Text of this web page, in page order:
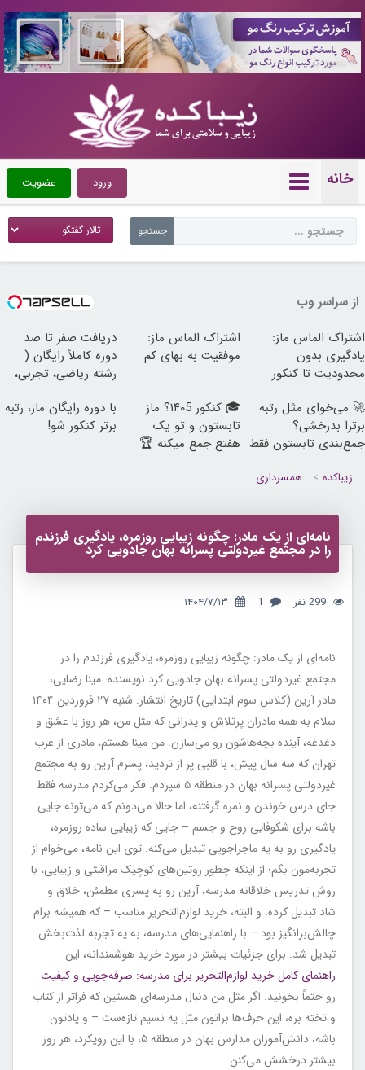
10086777
خانه عضویت ورود
از سراسر وب
اشتراک الماس ماز:
یادگیری بدون
محدودیت تا کنکور
اشتراک الماس ماز:
موفقیت به بهای کم
دریافت صفر تا صد
دوره کاملاً رایگان (
رشته ریاضی، تجربی،
🚀 می‌خوای مثل رتبه
برترا بدرخشی؟
جمع‌بندی تابستون فقط
🎓 کنکور ۱۴۰5؟ ماز
تابستون و تو یک
هفتع جمع میکنه 🏆
با دوره رایگان ماز، رتبه
برتر کنکور شو!
زیباکده همسرداری
نامه‌ای از یک مادر: چگونه زیبایی روزمره، یادگیری فرزندم
را در مجتمع غیردولتی پسرانه بهان جادویی کرد
299 نفر 1 ۱۴۰۴/۷/۱۳
نامه‌ای از یک مادر: چگونه زیبایی روزمره، یادگیری فرزندم را در
مجتمع غیردولتی پسرانه بهان جادویی کرد نویسنده: مینا رضایی،
مادر آرین (کلاس سوم ابتدایی) تاریخ انتشار: شنبه ۲۷ فروردین ۱۴۰۴
سلام به همه مادران پرتلاش و پدرانی که مثل من، هر روز با عشق و
دغدغه، آینده بچه‌هاشون رو می‌سازن. من مینا هستم، مادری از غرب
تهران که سه سال پیش، با قلبی پر از تردید، پسرم آرین رو به مجتمع
غیردولتی پسرانه بهان در منطقه ۵ سپردم. فکر می‌کردم مدرسه فقط
جای درس خوندن و نمره گرفتنه، اما حالا می‌دونم که می‌تونه جایی
باشه برای شکوفایی روح و جسم – جایی که زیبایی ساده روزمره،
یادگیری رو به یه ماجراجویی تبدیل می‌کنه. توی این نامه، می‌خوام از
تجربه‌مون بگم؛ از اینکه چطور روتین‌های کوچیک مراقبتی و زیبایی، با
روش تدریس خلاقانه مدرسه، آرین رو به پسری مطمئن، خلاق و
شاد تبدیل کرده. و البته، خرید لوازم‌التحریر مناسب – که همیشه برام
چالش‌برانگیز بود – با راهنمایی‌های مدرسه، به یه تجربه لذت‌بخش
تبدیل شد. برای جزئیات بیشتر در مورد خرید هوشمندانه، این
راهنمای کامل خرید لوازم‌التحریر برای مدرسه: صرفه‌جویی و کیفیت
رو حتماً بخونید. اگر مثل من دنبال مدرسه‌ای هستین که فراتر از کتاب
و تخته بره، این حرف‌ها براتون مثل یه نسیم تازه‌ست – و یادتون
باشه، دانش‌آموزان مدارس بهان در منطقه ۵، با این رویکرد، هر روز
بیشتر درخشش می‌کنن.